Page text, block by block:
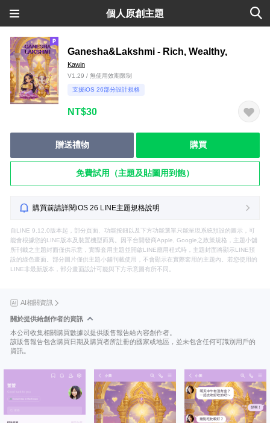
個人原創主題
Ganesha&Lakshmi - Rich, Wealthy,
Kawin
V1.29 / 無使用效期限制
支援iOS 26部分設計規格
NT$30
贈送禮物 購買
免費試用（主題及貼圖用到飽）
購買前請詳閱iOS 26 LINE主題規格說明
自LINE 9.12.0版本起，部分頁面、功能按鈕以及下方功能選單只能呈現系統預設的圖示，可
能會根據您的LINE版本及裝置機型而異。因平台開發商Apple, Google之政策規格，主題小舖
所刊載之主題封面僅供示意，實際套用主題並開啟LINE應用程式時，主題封面將顯示LINE預
設的綠色畫面。部分圖片僅供主題小舖刊載使用，不會顯示在實際套用的主題內。若您使用的
LINE非最新版本，部分畫面設計可能與下方示意圖有所不同。
AI相關資訊
關於提供給創作者的資訊
本公司收集相關購買數據以提供販售報告給內容創作者。
該販售報告包含購買日期及購買者所註冊的國家或地區，並未包含任何可識別用戶的
資訊。